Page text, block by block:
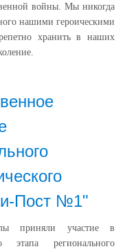
войны. Мы никогда
нашими героическими
хранить в наших
Пост №1"
приняли участие в
этапа регионального